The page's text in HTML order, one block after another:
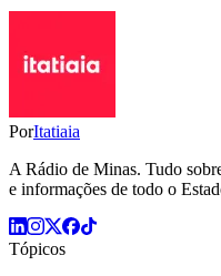
PorItatiaia
A Rádio de Minas. Tudo
e informações de todo o
Tópicos